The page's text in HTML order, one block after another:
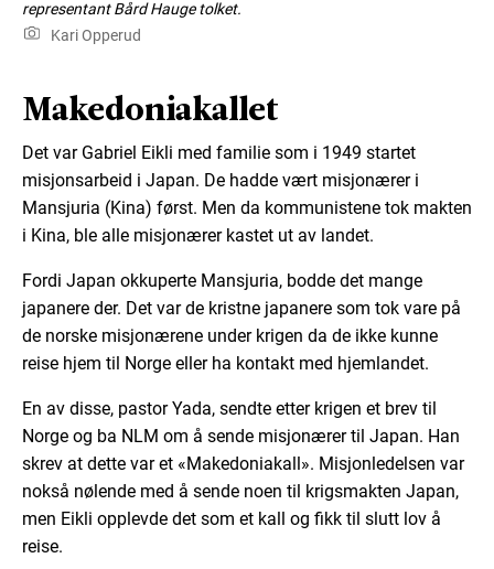
representant Bård Hauge tolket.
Kari Opperud
Makedoniakallet
Det var Gabriel Eikli med familie som i 1949 startet
misjonsarbeid i Japan. De hadde vært misjonærer i
Mansjuria (Kina) først. Men da kommunistene tok makten
i Kina, ble alle misjonærer kastet ut av landet.
Fordi Japan okkuperte Mansjuria, bodde det mange
japanere der. Det var de kristne japanere som tok vare på
de norske misjonærene under krigen da de ikke kunne
reise hjem til Norge eller ha kontakt med hjemlandet.
En av disse, pastor Yada, sendte etter krigen et brev til
Norge og ba NLM om å sende misjonærer til Japan. Han
skrev at dette var et «Makedoniakall». Misjonledelsen var
nokså nølende med å sende noen til krigsmakten Japan,
men Eikli opplevde det som et kall og fikk til slutt lov å
reise.